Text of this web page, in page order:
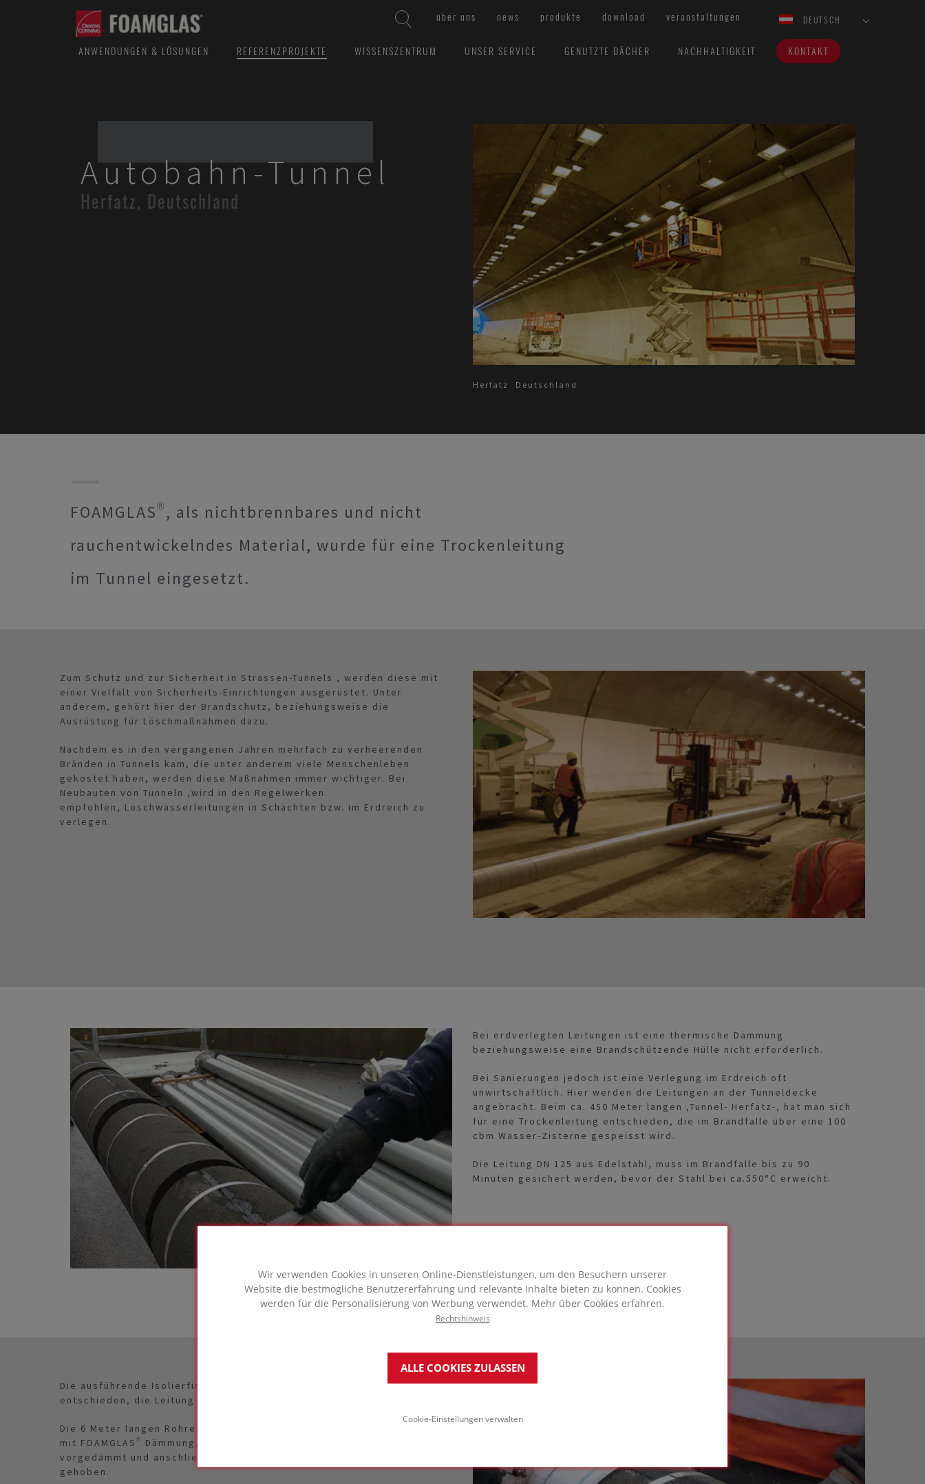
Wir verwenden Cookies in unseren Online-Dienstleistungen, um den Besuchern unserer
Website die bestmögliche Benutzererfahrung und relevante Inhalte bieten zu können. Cookies
werden für die Personalisierung von Werbung verwendet. Mehr über Cookies erfahren.
Rechtshinweis
ALLE COOKIES ZULASSEN
Cookie-Einstellungen verwalten
über uns news produkte download veranstaltungen DEUTSCH
ANWENDUNGEN & LÖSUNGEN REFERENZPROJEKTE WISSENSZENTRUM UNSER SERVICE GENUTZTE DÄCHER NACHHALTIGKEIT KONTAKT
Autobahn-Tunnel
Herfatz, Deutschland
Herfatz Deutschland
FOAMGLAS®, als nichtbrennbares und nicht
rauchentwickelndes Material, wurde für eine Trockenleitung
im Tunnel eingesetzt.
Zum Schutz und zur Sicherheit in Strassen-Tunnels , werden diese mit
einer Vielfalt von Sicherheits-Einrichtungen ausgerüstet. Unter
anderem, gehört hier der Brandschutz, beziehungsweise die
Ausrüstung für Löschmaßnahmen dazu.
Nachdem es in den vergangenen Jahren mehrfach zu verheerenden
Bränden in Tunnels kam, die unter anderem viele Menschenleben
gekostet haben, werden diese Maßnahmen immer wichtiger. Bei
Neubauten von Tunneln ,wird in den Regelwerken
empfohlen, Löschwasserleitungen in Schächten bzw. im Erdreich zu
verlegen.
Bei erdverlegten Leitungen ist eine thermische Dämmung
beziehungsweise eine Brandschützende Hülle nicht erforderlich.
Bei Sanierungen jedoch ist eine Verlegung im Erdreich oft
unwirtschaftlich. Hier werden die Leitungen an der Tunneldecke
angebracht. Beim ca. 450 Meter langen ,Tunnel- Herfatz-, hat man sich
für eine Trockenleitung entschieden, die im Brandfalle über eine 100
cbm Wasser-Zisterne gespeisst wird.
Die Leitung DN 125 aus Edelstahl, muss im Brandfalle bis zu 90
Minuten gesichert werden, bevor der Stahl bei ca.550°C erweicht.
Die ausführende Isolierfirma Berner aus Friedrichshafen, hat sich
entschieden, die Leitung vor der Endmontage am Boden zu dämmen.
Die 6 Meter langen Rohre wurden auf Stützböcke aufgelagert,
mit FOAMGLAS® Dämmung, einschließlich Blechummantelung
vorgedämmt und anschließend mit Hebebühnen an die Montagestelle
gehoben.